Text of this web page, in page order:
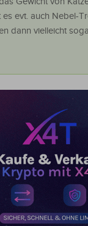
es evt. auch Nebel-
dann vielleicht